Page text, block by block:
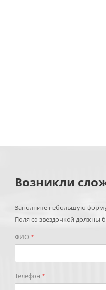
Возникли
Заполните небольшую
Поля со звездочкой должны
ФИО*
Телефон *